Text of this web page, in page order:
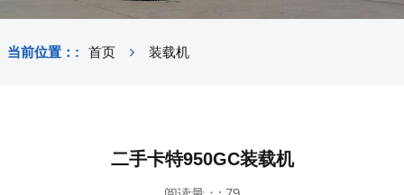
当前位置：: 首页 装载机
二手卡特950GC装载机